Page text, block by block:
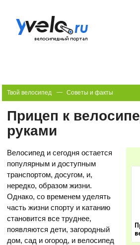
Твой велосипед
Советы и факты
Прицеп к
руками
Велосипед и сегодня остается
популярным и доступным
транспортом, досугом, и,
нередко, образом жизни.
Однако, со временем уделять
часть жизни спорту и катанию
становится все труднее,
появляются дети, загородный
дом, сад и огород, и велосипед